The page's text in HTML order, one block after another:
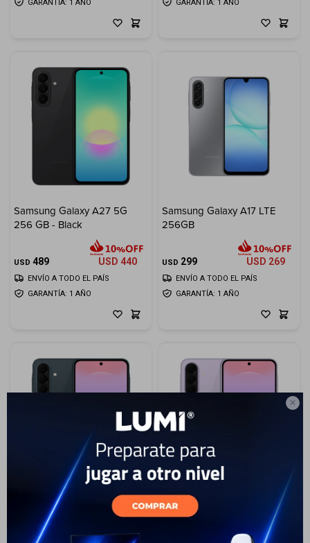

GARANTÍA: 1 AÑO GARANTÍA: 1 AÑO
Samsung Galaxy A27 5G
256 GB - Black
USD 489 USD 440
GARANTÍA: 1 AÑO
ENVÍO A TODO EL PAÍS
Samsung Galaxy A17 LTE
256GB
USD 299 USD 269
GARANTÍA: 1 AÑO
ENVÍO A TODO EL PAÍS
Samsung Galaxy A37 256 GB
- Dark Green
699
21
Samsung Galaxy A37 256 GB
- Violet